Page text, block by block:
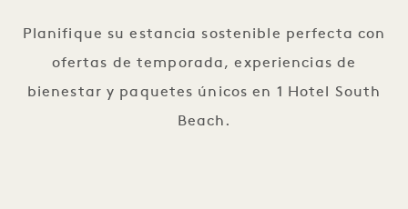
Planifique su estancia sostenible perfecta con
ofertas de temporada, experiencias de
bienestar y paquetes únicos en 1 Hotel South
Beach.